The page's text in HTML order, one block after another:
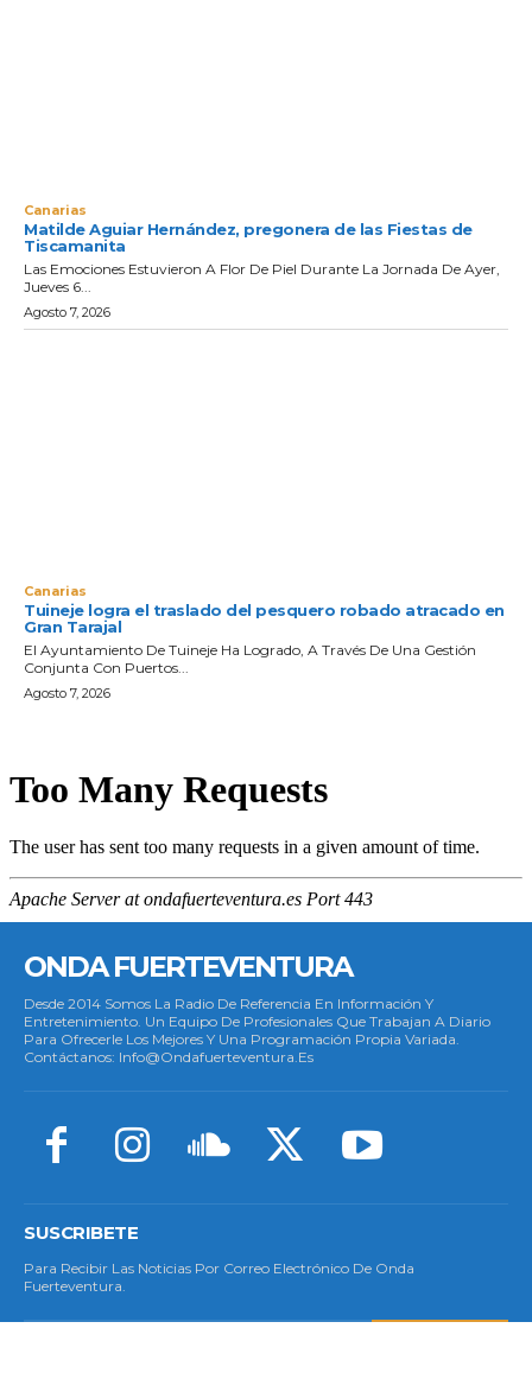
Canarias
Matilde Aguiar Hernández, pregonera de las Fiestas de
Tiscamanita
Las Emociones Estuvieron A Flor De Piel Durante La Jornada De Ayer,
Jueves 6...
Agosto 7, 2026
Canarias
Tuineje logra el traslado del pesquero robado atracado en
Gran Tarajal
El Ayuntamiento De Tuineje Ha Logrado, A Través De Una Gestión
Conjunta Con Puertos...
Agosto 7, 2026
ONDA FUERTEVENTURA
Desde 2014 Somos La Radio De Referencia En Información Y
Entretenimiento. Un Equipo De Profesionales Que Trabajan A Diario
Para Ofrecerle Los Mejores Y Una Programación Propia Variada.
Contáctanos: Info@ondafuerteventura.es
SUSCRIBETE
Para Recibir Las Noticias Por Correo Electrónico De Onda
Fuerteventura.